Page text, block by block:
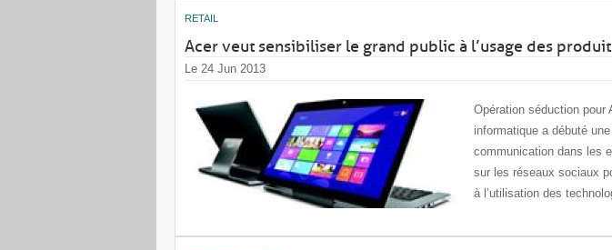
RETAIL
Acer veut sensibiliser le grand public à l’usage des
Le 24 Jun 2013
Opération séduction pour
informatique a débuté
communication dans les
sur les réseaux sociaux
à l’utilisation des